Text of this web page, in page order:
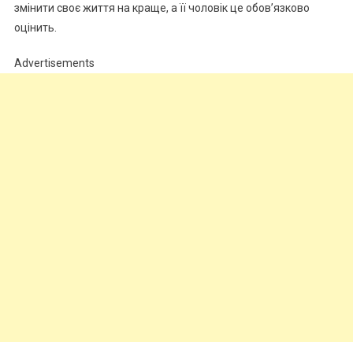
змінити своє життя на краще, а її чоловік це обов’язково
оцінить.
Advertisements